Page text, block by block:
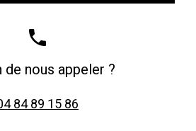
phone
de nous appeler ?
84 89 15 86